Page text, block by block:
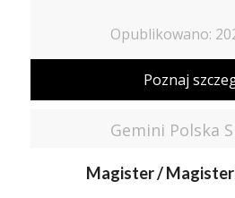
Opublikowano:
Poznaj
Gemini Polska
Magister /